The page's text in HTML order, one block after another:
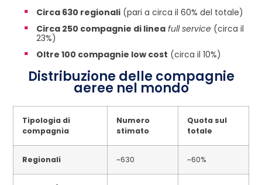
Circa 630 regionali (pari a circa il 60% del totale)
Circa 250 compagnie di linea full service (circa il
23%)
Oltre 100 compagnie low cost (circa il 10%)
Distribuzione delle compagnie
aeree nel mondo
Tipologia di
compagnia
Numero
stimato
Quota sul
totale
Regionali ~630 ~60%